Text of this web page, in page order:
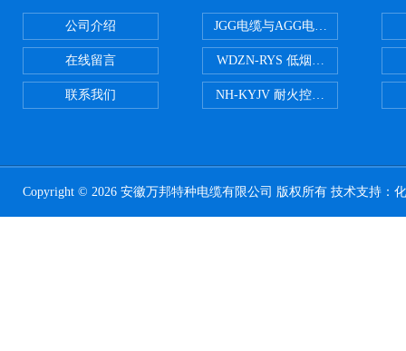
公司介绍
在线留言
联系我们
JGG电缆与AGG电缆有什么区别
WDZN-RYS 低烟无卤耐火双绞线
NH-KYJV 耐火控制电缆
Copyright © 2026 安徽万邦特种电缆有限公司 版权所有 技术支持：